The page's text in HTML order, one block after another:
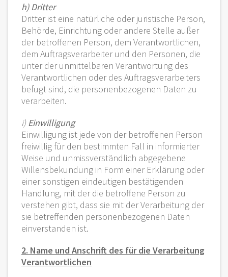
h) Dritter
Dritter ist eine natürliche oder juristische Person,
Behörde, Einrichtung oder andere Stelle außer
der betroffenen Person, dem Verantwortlichen,
dem Auftragsverarbeiter und den Personen, die
unter der unmittelbaren Verantwortung des
Verantwortlichen oder des Auftragsverarbeiters
befugt sind, die personenbezogenen Daten zu
verarbeiten.
i) Einwilligung
Einwilligung ist jede von der betroffenen Person
freiwillig für den bestimmten Fall in informierter
Weise und unmissverständlich abgegebene
Willensbekundung in Form einer Erklärung oder
einer sonstigen eindeutigen bestätigenden
Handlung, mit der die betroffene Person zu
verstehen gibt, dass sie mit der Verarbeitung der
sie betreffenden personenbezogenen Daten
einverstanden ist.
2. Name und Anschrift des für die Verarbeitung
Verantwortlichen